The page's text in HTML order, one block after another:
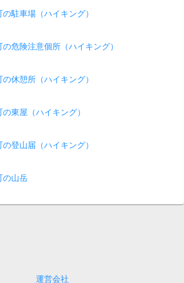
駐車場（ハイキング）
危険注意個所（ハイキング）
休憩所（ハイキング）
東屋（ハイキング）
登山届（ハイキング）
の山岳
運営会社